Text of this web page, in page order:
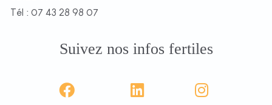
Tél : 07 43 28 98 07
Suivez nos infos fertiles